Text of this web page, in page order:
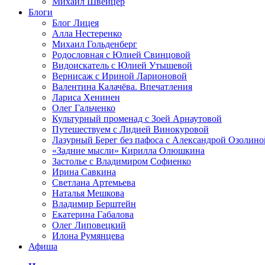
Блоги
Блог Лицея
Алла Нестеренко
Михаил Гольденберг
Родословная с Юлией Свинцовой
Видоискатель с Юлией Утышевой
Вернисаж с Ириной Ларионовой
Валентина Калачёва. Впечатления
Лариса Хенинен
Олег Гальченко
Культурный променад с Зоей Арнаутовой
Путешествуем с Лидией Винокуровой
Лазурный Берег без пафоса с Александрой
«Задние мысли» Кирилла Олюшкина
Застолье с Владимиром Софиенко
Ирина Савкина
Светлана Артемьева
Наталья Мешкова
Владимир Берштейн
Екатерина Габалова
Олег Липовецкий
Илона Румянцева
Афиша